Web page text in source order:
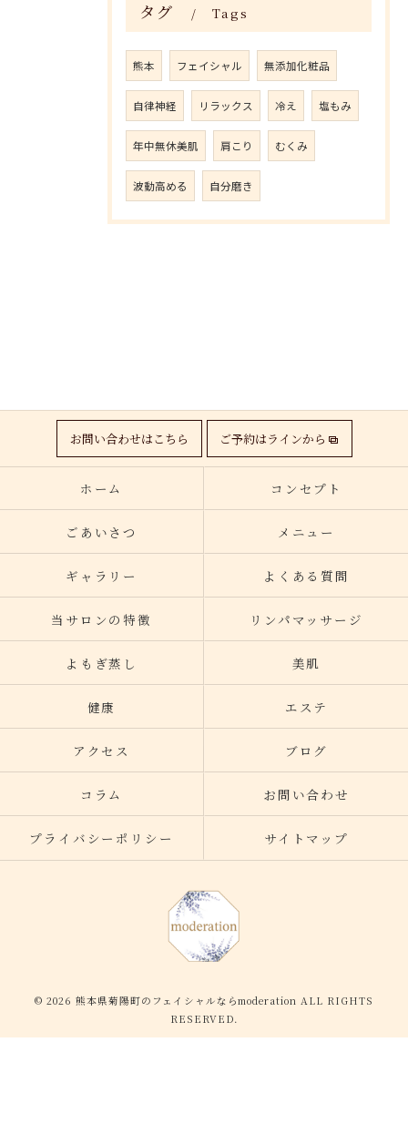
タグ Tags
熊本 フェイシャル 無添加化粧品
自律神経 リラックス 冷え 塩もみ
年中無休美肌 肩こり むくみ
波動高める 自分磨き
お問い合わせはこちら ご予約はラインから
ホーム コンセプト
ごあいさつ メニュー
ギャラリー よくある質問
当サロンの特徴 リンパマッサージ
よもぎ蒸し 美肌
健康 エステ
アクセス ブログ
コラム お問い合わせ
プライバシーポリシー サイトマップ
© 2026 熊本県菊陽町のフェイシャルならmoderation ALL RIGHTS
RESERVED.